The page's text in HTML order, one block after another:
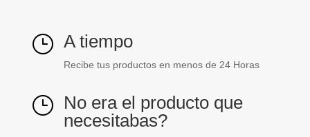
} A tiempo
Recibe tus productos en menos de 24 Horas
} No era el producto que
necesitabas?